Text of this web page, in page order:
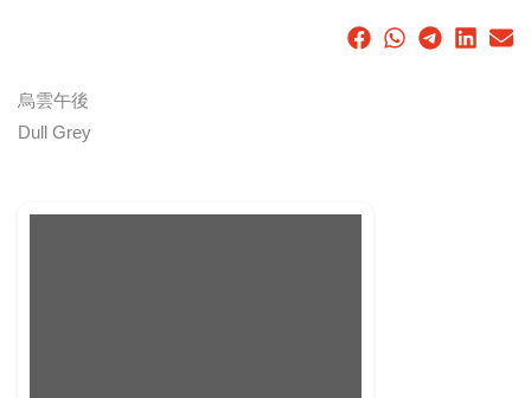
烏雲午後
Dull Grey